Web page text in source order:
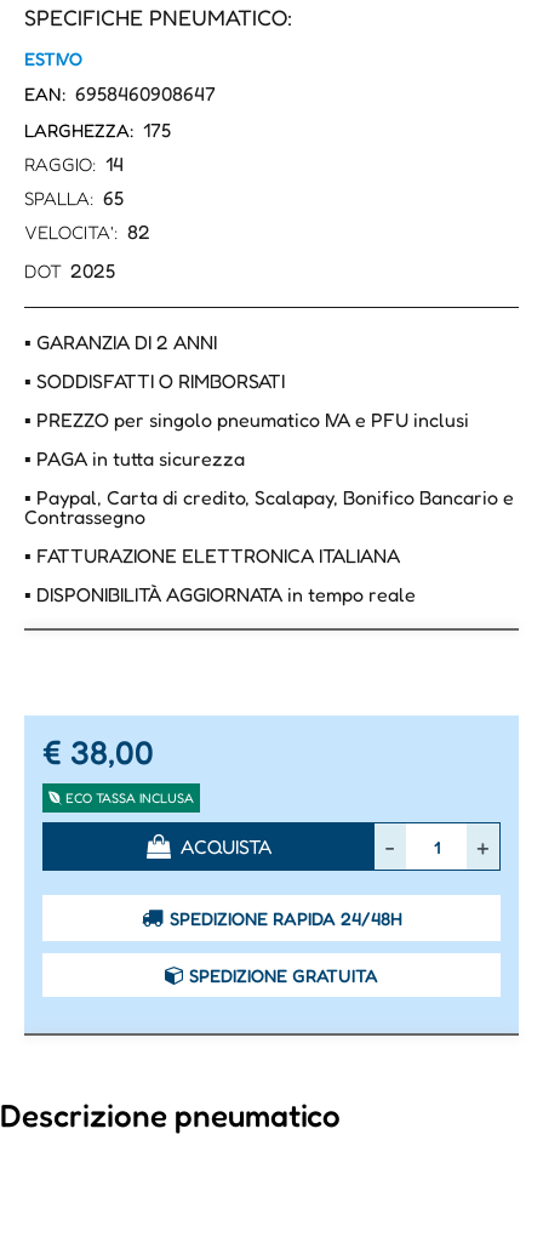
SPECIFICHE PNEUMATICO:
ESTIVO
EAN: 6958460908647
LARGHEZZA: 175
RAGGIO: 14
SPALLA: 65
VELOCITA': 82
DOT 2025
▪ GARANZIA DI 2 ANNI
▪ SODDISFATTI O RIMBORSATI
▪ PREZZO per singolo pneumatico IVA e PFU inclusi
▪ PAGA in tutta sicurezza
▪ Paypal, Carta di credito, Scalapay, Bonifico Bancario e
Contrassegno
▪ FATTURAZIONE ELETTRONICA ITALIANA
▪ DISPONIBILITÀ AGGIORNATA in tempo reale
€ 38,00
ECO TASSA INCLUSA
ACQUISTA
SPEDIZIONE RAPIDA 24/48H
SPEDIZIONE GRATUITA
Descrizione pneumatico